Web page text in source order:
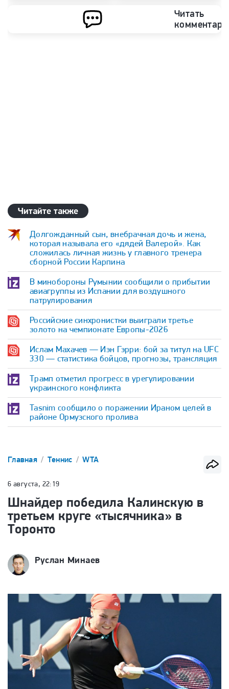
Читать
Читайте также
Долгожданный сын, внебрачная дочь и жена,
которая называла его «дядей Валерой». Как
сложилась личная жизнь у главного тренера
сборной России Карпина
В минобороны Румынии сообщили о прибытии
авиагруппы из Испании для воздушного
патрулирования
Российские синхронистки выиграли третье
золото на чемпионате Европы-2026
Ислам Махачев — Иэн Гэрри: бой за титул на UFC
330 — статистика бойцов, прогнозы, трансляция
Трамп отметил прогресс в урегулировании
украинского конфликта
Tasnim сообщило о поражении Ираном целей в
районе Ормузского пролива
Главная Теннис WTA
6 августа, 22:19
Шнайдер победила Калинскую в
третьем круге «тысячника» в
Торонто
Руслан Минаев